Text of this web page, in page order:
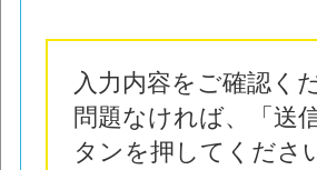
入力内容をご確認く
問題なければ、「送
タンを押してくださ